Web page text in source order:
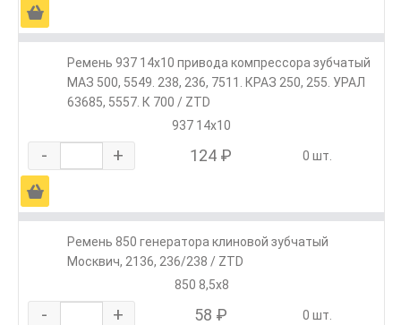
Ä
Ремень 937 14х10 привода компрессора зубчатый
МАЗ 500, 5549. 238, 236, 7511. КРАЗ 250, 255. УРАЛ
63685, 5557. К 700 / ZTD
937 14х10
- + 124 ₽ 0 шт.
Ä
Ремень 850 генератора клиновой зубчатый
Москвич, 2136, 236/238 / ZTD
850 8,5х8
- + 58 ₽ 0 шт.